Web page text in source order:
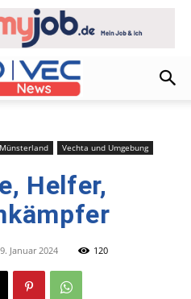
Vechta und Umgebung
Helfer,
Januar 2024 120